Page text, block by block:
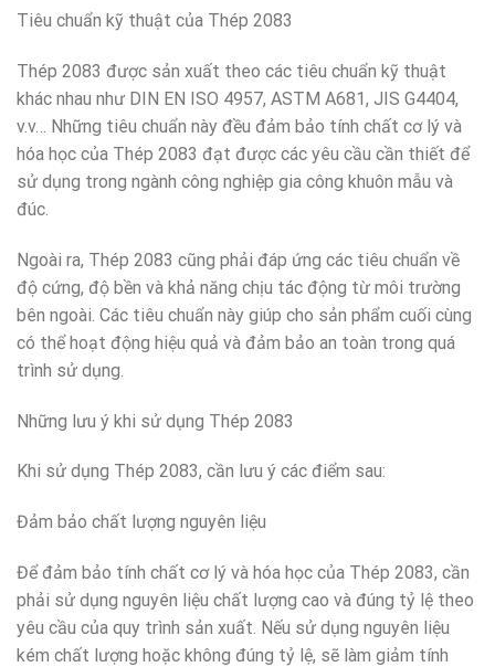
Tiêu chuẩn kỹ thuật của Thép 2083
Thép 2083 được sản xuất theo các tiêu chuẩn kỹ thuật
khác nhau như DIN EN ISO 4957, ASTM A681, JIS G4404,
v.v… Những tiêu chuẩn này đều đảm bảo tính chất cơ lý và
hóa học của Thép 2083 đạt được các yêu cầu cần thiết để
sử dụng trong ngành công nghiệp gia công khuôn mẫu và
đúc.
Ngoài ra, Thép 2083 cũng phải đáp ứng các tiêu chuẩn về
độ cứng, độ bền và khả năng chịu tác động từ môi trường
bên ngoài. Các tiêu chuẩn này giúp cho sản phẩm cuối cùng
có thể hoạt động hiệu quả và đảm bảo an toàn trong quá
trình sử dụng.
Những lưu ý khi sử dụng Thép 2083
Khi sử dụng Thép 2083, cần lưu ý các điểm sau:
Đảm bảo chất lượng nguyên liệu
Để đảm bảo tính chất cơ lý và hóa học của Thép 2083, cần
phải sử dụng nguyên liệu chất lượng cao và đúng tỷ lệ theo
yêu cầu của quy trình sản xuất. Nếu sử dụng nguyên liệu
kém chất lượng hoặc không đúng tỷ lệ, sẽ làm giảm tính